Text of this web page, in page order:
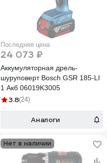
Последняя цена
24 073 ₽
Аккумуляторная дрель-
шуруповерт Bosch GSR 185-LI
1 Акб 06019K3005
3.8(24)
Аналоги
Нет в наличии